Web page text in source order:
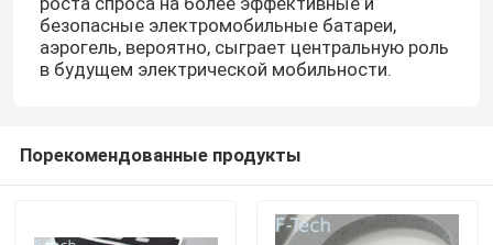
Продукты
безопасные электромобильные батареи,
аэрогель, вероятно, сыграет центральную роль
в будущем электрической мобильности.
Порекомендованные продукты